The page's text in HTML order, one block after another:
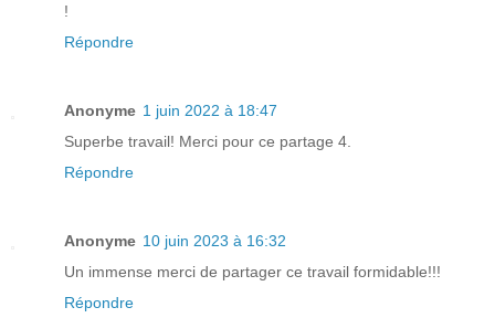
!
Répondre
Anonyme 1 juin 2022 à 18:47
Superbe travail! Merci pour ce partage 4.
Répondre
Anonyme 10 juin 2023 à 16:32
Un immense merci de partager ce travail formidable!!!
Répondre